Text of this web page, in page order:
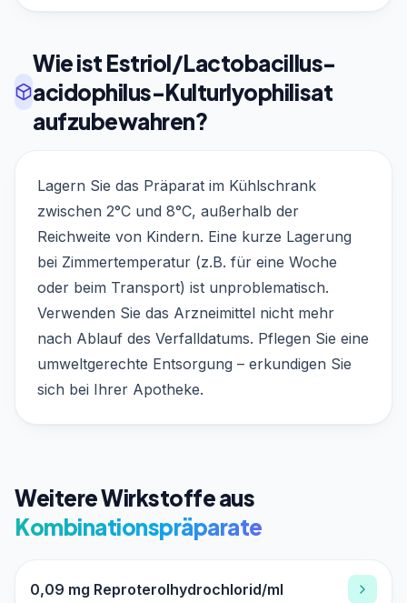
Wie ist Estriol/Lactobacillus-
acidophilus-Kulturlyophilisat
aufzubewahren?
Lagern Sie das Präparat im Kühlschrank
zwischen 2°C und 8°C, außerhalb der
Reichweite von Kindern. Eine kurze Lagerung
bei Zimmertemperatur (z.B. für eine Woche
oder beim Transport) ist unproblematisch.
Verwenden Sie das Arzneimittel nicht mehr
nach Ablauf des Verfalldatums. Pflegen Sie eine
umweltgerechte Entsorgung – erkundigen Sie
sich bei Ihrer Apotheke.
Weitere Wirkstoffe aus
Kombinationspräparate
0,09 mg Reproterolhydrochlorid/ml